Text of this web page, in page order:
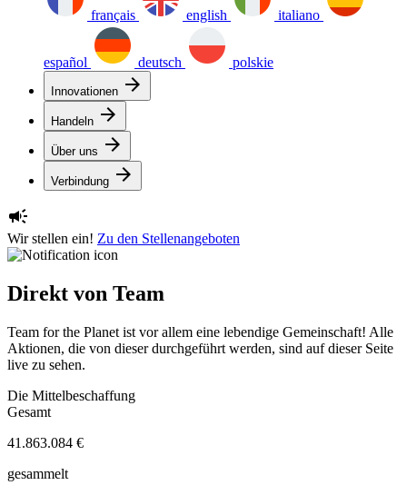
français english italiano
español deutsch polskie
Innovationen arrow_forward
Handeln arrow_forward
Über uns arrow_forward
Verbindung arrow_forward
campaign
Wir stellen ein! Zu den Stellenangeboten
Direkt von Team
Team for the Planet ist vor allem eine lebendige Gemeinschaft! Alle
Aktionen, die von dieser durchgeführt werden, sind auf dieser Seite
live zu sehen.
Die Mittelbeschaffung
Gesamt
41.863.084 €
gesammelt